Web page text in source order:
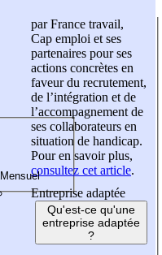
par France travail,
Cap emploi et ses
partenaires pour ses
actions concrètes en
faveur du recrutement,
de l’intégration et de
l’accompagnement de
ses collaborateurs en
situation de handicap.
Pour en savoir plus,
consultez cet article.
Entreprise adaptée
Qu'est-ce qu'une
entreprise adaptée
?